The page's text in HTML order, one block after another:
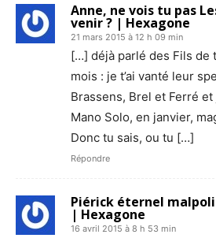
Anne, ne vois tu pas
venir ? | Hexagone
21 mars 2015 à 12 h 09 min
[…] déjà parlé des Fils de
mois : je t’ai vanté leur
Brassens, Brel et Ferré et
Mano Solo, en janvier,
Donc tu sais, ou tu […]
Répondre
Piérick éternel
| Hexagone
16 avril 2015 à 8 h 53 min